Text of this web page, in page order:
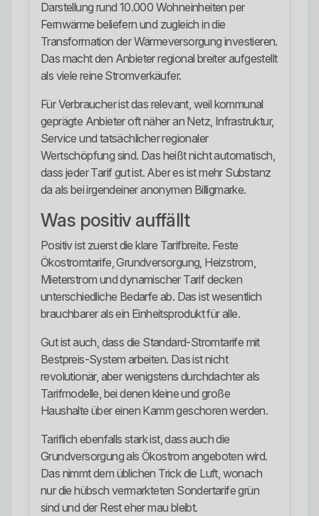
Darstellung rund 10.000 Wohneinheiten per
Fernwärme beliefern und zugleich in die
Transformation der Wärmeversorgung investieren.
Das macht den Anbieter regional breiter aufgestellt
als viele reine Stromverkäufer.
Für Verbraucher ist das relevant, weil kommunal
geprägte Anbieter oft näher an Netz, Infrastruktur,
Service und tatsächlicher regionaler
Wertschöpfung sind. Das heißt nicht automatisch,
dass jeder Tarif gut ist. Aber es ist mehr Substanz
da als bei irgendeiner anonymen Billigmarke.
Was positiv auffällt
Positiv ist zuerst die klare Tarifbreite. Feste
Ökostromtarife, Grundversorgung, Heizstrom,
Mieterstrom und dynamischer Tarif decken
unterschiedliche Bedarfe ab. Das ist wesentlich
brauchbarer als ein Einheitsprodukt für alle.
Gut ist auch, dass die Standard-Stromtarife mit
Bestpreis-System arbeiten. Das ist nicht
revolutionär, aber wenigstens durchdachter als
Tarifmodelle, bei denen kleine und große
Haushalte über einen Kamm geschoren werden.
Tariflich ebenfalls stark ist, dass auch die
Grundversorgung als Ökostrom angeboten wird.
Das nimmt dem üblichen Trick die Luft, wonach
nur die hübsch vermarkteten Sondertarife grün
sind und der Rest eher mau bleibt.